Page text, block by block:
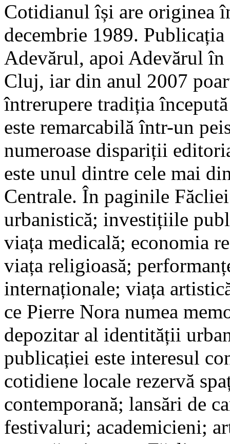
Cotidianul își are originea
decembrie 1989.
Adevărul, apoi Adevărul
Cluj, iar din anul 2007
întrerupere tradiția
este remarcabilă într-un
numeroase dispariții
este unul dintre cele mai
Centrale. În paginile
urbanistică; investițiile
viața medicală; economia
viața religioasă;
internaționale; viața
ce Pierre Nora numea
depozitar al identității
publicației este interesul
cotidiene locale rezervă
contemporană; lansări de
festivaluri; academicieni;